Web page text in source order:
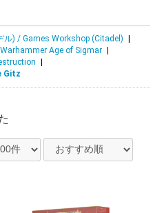
ル) / Games Workshop (Citadel)
Age of Sigmar
Gitz